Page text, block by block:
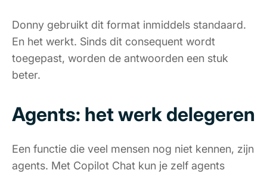
Donny gebruikt dit format inmiddels standaard.
En het werkt. Sinds dit consequent wordt
toegepast, worden de antwoorden een stuk
beter.
Agents: het werk delegeren
Een functie die veel mensen nog niet kennen, zijn
agents. Met Copilot Chat kun je zelf agents